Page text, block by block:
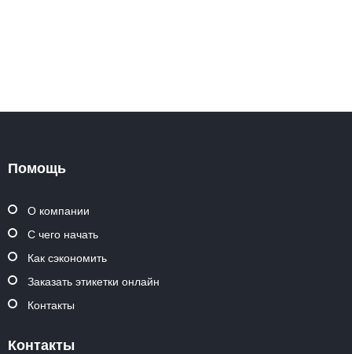
Помощь
О компании
С чего начать
Как сэкономить
Заказать этикетки онлайн
Контакты
Контакты